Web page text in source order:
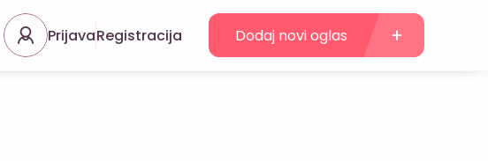
PrijavaRegistracija Dodaj novi oglas